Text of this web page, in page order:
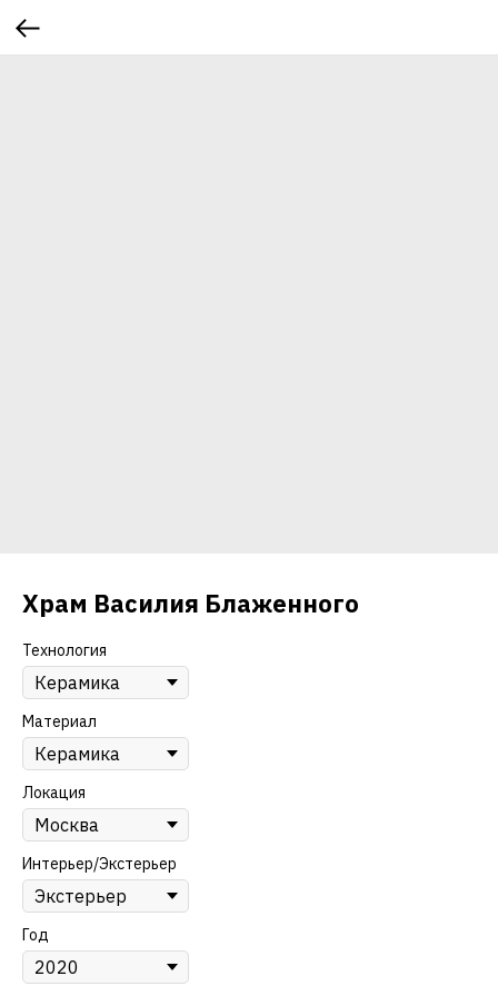
Храм Василия Блаженного
Технология
Материал
Локация
Интерьер/Экстерьер
Год